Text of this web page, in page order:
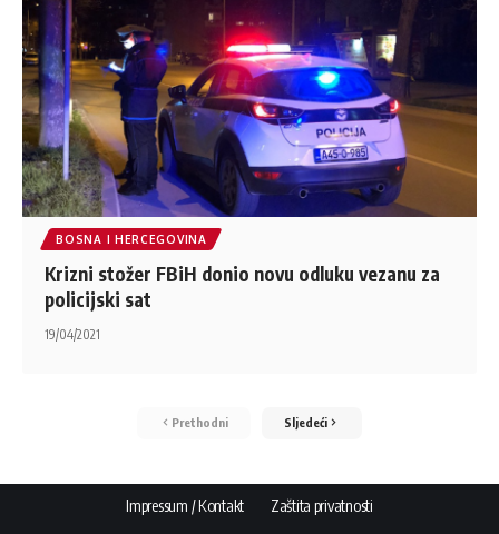
BOSNA I HERCEGOVINA
Krizni stožer FBiH donio novu odluku vezanu za
policijski sat
19/04/2021
Prethodni Sljedeći
Impressum / Kontakt Zaštita privatnosti